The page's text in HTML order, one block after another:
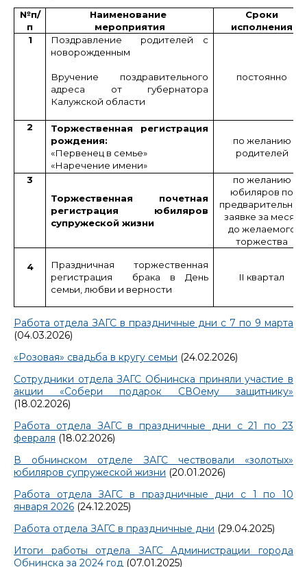
№п/
п
Наименование
мероприятия
Сроки
исполнения
1
Поздравление родителей с
новорожденным
Вручение поздравительного
адреса от губернатора
Калужской области
постоянно
2
Торжественная регистрация
рождения:
«Первенец в семье»
«Наречение имени»
по желанию
родителей
3
Торжественная почетная
регистрация юбиляров
супружеской жизни
по желанию
юбиляров по
предварительной
заявке за месяц
до желаемого
торжества
4
Праздничная торжественная
регистрация брака в День
семьи, любви и верности
II квартал
Работа отдела ЗАГС в праздничные дни с 7 по 9 марта
(04.03.2026)
«Розовая» свадьба в кругу семьи (24.02.2026)
Сотрудники отдела ЗАГС Обнинска приняли участие в
акции «Собери подарок СВОему защитнику»
(18.02.2026)
Работа отдела ЗАГС в праздничные дни с 21 по 23
февраля (18.02.2026)
В обнинском отделе ЗАГС чествовали «золотых»
юбиляров супружеской жизни (20.01.2026)
Работа отдела ЗАГС в праздничные дни с 1 по 10
января 2026 (24.12.2025)
Работа отдела ЗАГС в праздничные дни (29.04.2025)
Итоги работы отдела ЗАГС Администрации города
Обнинска за 2024 год (07.01.2025)